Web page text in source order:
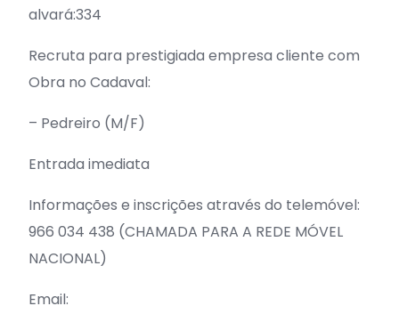
alvará:334
Recruta para prestigiada empresa cliente com
Obra no Cadaval:
– Pedreiro (M/F)
Entrada imediata
Informações e inscrições através do telemóvel:
966 034 438 (CHAMADA PARA A REDE MÓVEL
NACIONAL)
Email: